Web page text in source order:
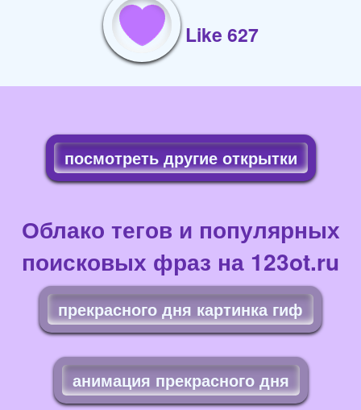
Like 627
посмотреть другие открытки
Облако тегов и популярных
поисковых фраз на 123ot.ru
прекрасного дня картинка гиф
анимация прекрасного дня